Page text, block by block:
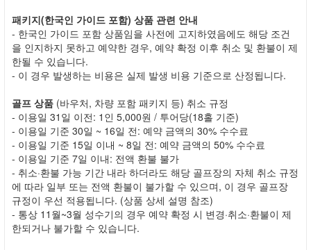
패키지(한국인 가이드 포함) 상품 관련 안내
- 한국인 가이드 포함 상품임을 사전에 고지하였음에도 해당 조건
을 인지하지 못하고 예약한 경우, 예약 확정 이후 취소 및 환불이 제
한될 수 있습니다.
- 이 경우 발생하는 비용은 실제 발생 비용 기준으로 산정됩니다.
골프 상품 (바우처, 차량 포함 패키지 등) 취소 규정
- 이용일 31일 이전: 1인 5,000원 / 투어당(18홀 기준)
- 이용일 기준 30일 ~ 16일 전: 예약 금액의 30% 수수료
- 이용일 기준 15일 이내 ~ 8일 전: 예약 금액의 50% 수수료
- 이용일 기준 7일 이내: 전액 환불 불가
- 취소·환불 가능 기간 내라 하더라도 해당 골프장의 자체 취소 규정
에 따라 일부 또는 전액 환불이 불가할 수 있으며, 이 경우 골프장
규정이 우선 적용됩니다. (상품 상세 설명 참조)
- 통상 11월~3월 성수기의 경우 예약 확정 시 변경·취소·환불이 제
한되거나 불가할 수 있습니다.